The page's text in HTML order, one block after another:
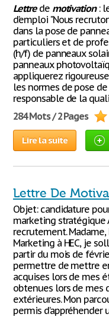
Lettrede motivation:
d’emploi "Nous
dans la pose de
particuliers et de
(h/f) de panneaux
panneaux
appliquerez
les normes de pose
responsable de la
284 Mots / 2 Pages
Lire la suite
Lettre De
Objet: candidature
marketing stratégique
recrutement.
Marketing à HEC, je
partir du mois de
permettre de mettre
acquises lors de mes
obtenues lors de mes
extérieures. Mon
permis d’appréhender